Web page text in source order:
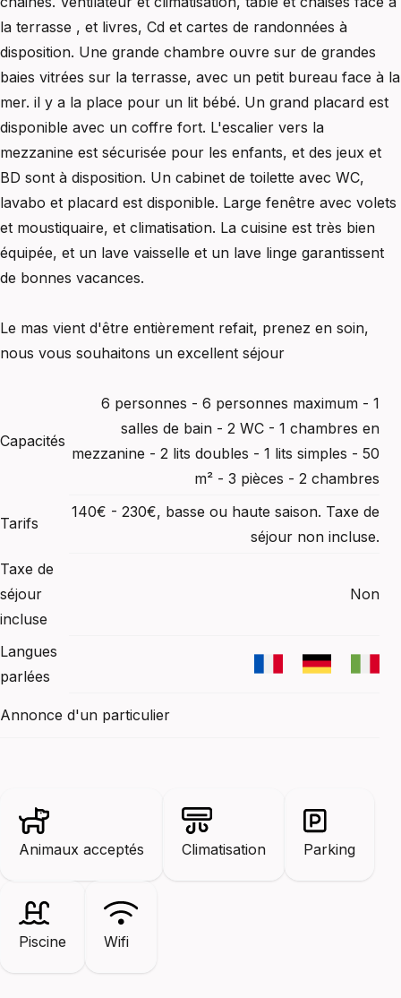
la terrasse , et livres, Cd et cartes de randonnées à
disposition. Une grande chambre ouvre sur de grandes
baies vitrées sur la terrasse, avec un petit bureau face à la
mer. il y a la place pour un lit bébé. Un grand placard est
disponible avec un coffre fort. L'escalier vers la
mezzanine est sécurisée pour les enfants, et des jeux et
BD sont à disposition. Un cabinet de toilette avec WC,
lavabo et placard est disponible. Large fenêtre avec volets
et moustiquaire, et climatisation. La cuisine est très bien
équipée, et un lave vaisselle et un lave linge garantissent
de bonnes vacances.
Le mas vient d'être entièrement refait, prenez en soin,
nous vous souhaitons un excellent séjour
Capacités
6 personnes - 6 personnes maximum - 1
salles de bain - 2 WC - 1 chambres en
mezzanine - 2 lits doubles - 1 lits simples - 50
m² - 3 pièces - 2 chambres
Tarifs
140€ - 230€, basse ou haute saison. Taxe de
séjour non incluse.
Taxe de
séjour
incluse
Non
Langues
parlées
Annonce d'un particulier
Animaux acceptés Climatisation Parking
Piscine Wifi